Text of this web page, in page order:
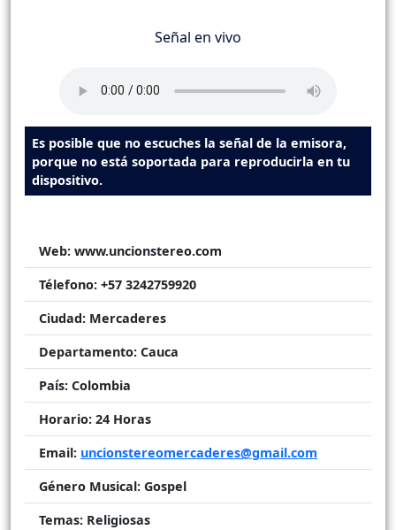
Señal en vivo
Es posible que no escuches la señal de la emisora,
porque no está soportada para reproducirla en tu
dispositivo.
Web: www.uncionstereo.com
Télefono: +57 3242759920
Ciudad: Mercaderes
Departamento: Cauca
País: Colombia
Horario: 24 Horas
Email: uncionstereomercaderes@gmail.com
Género Musical: Gospel
Temas: Religiosas